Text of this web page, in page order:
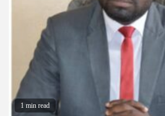
1 min read